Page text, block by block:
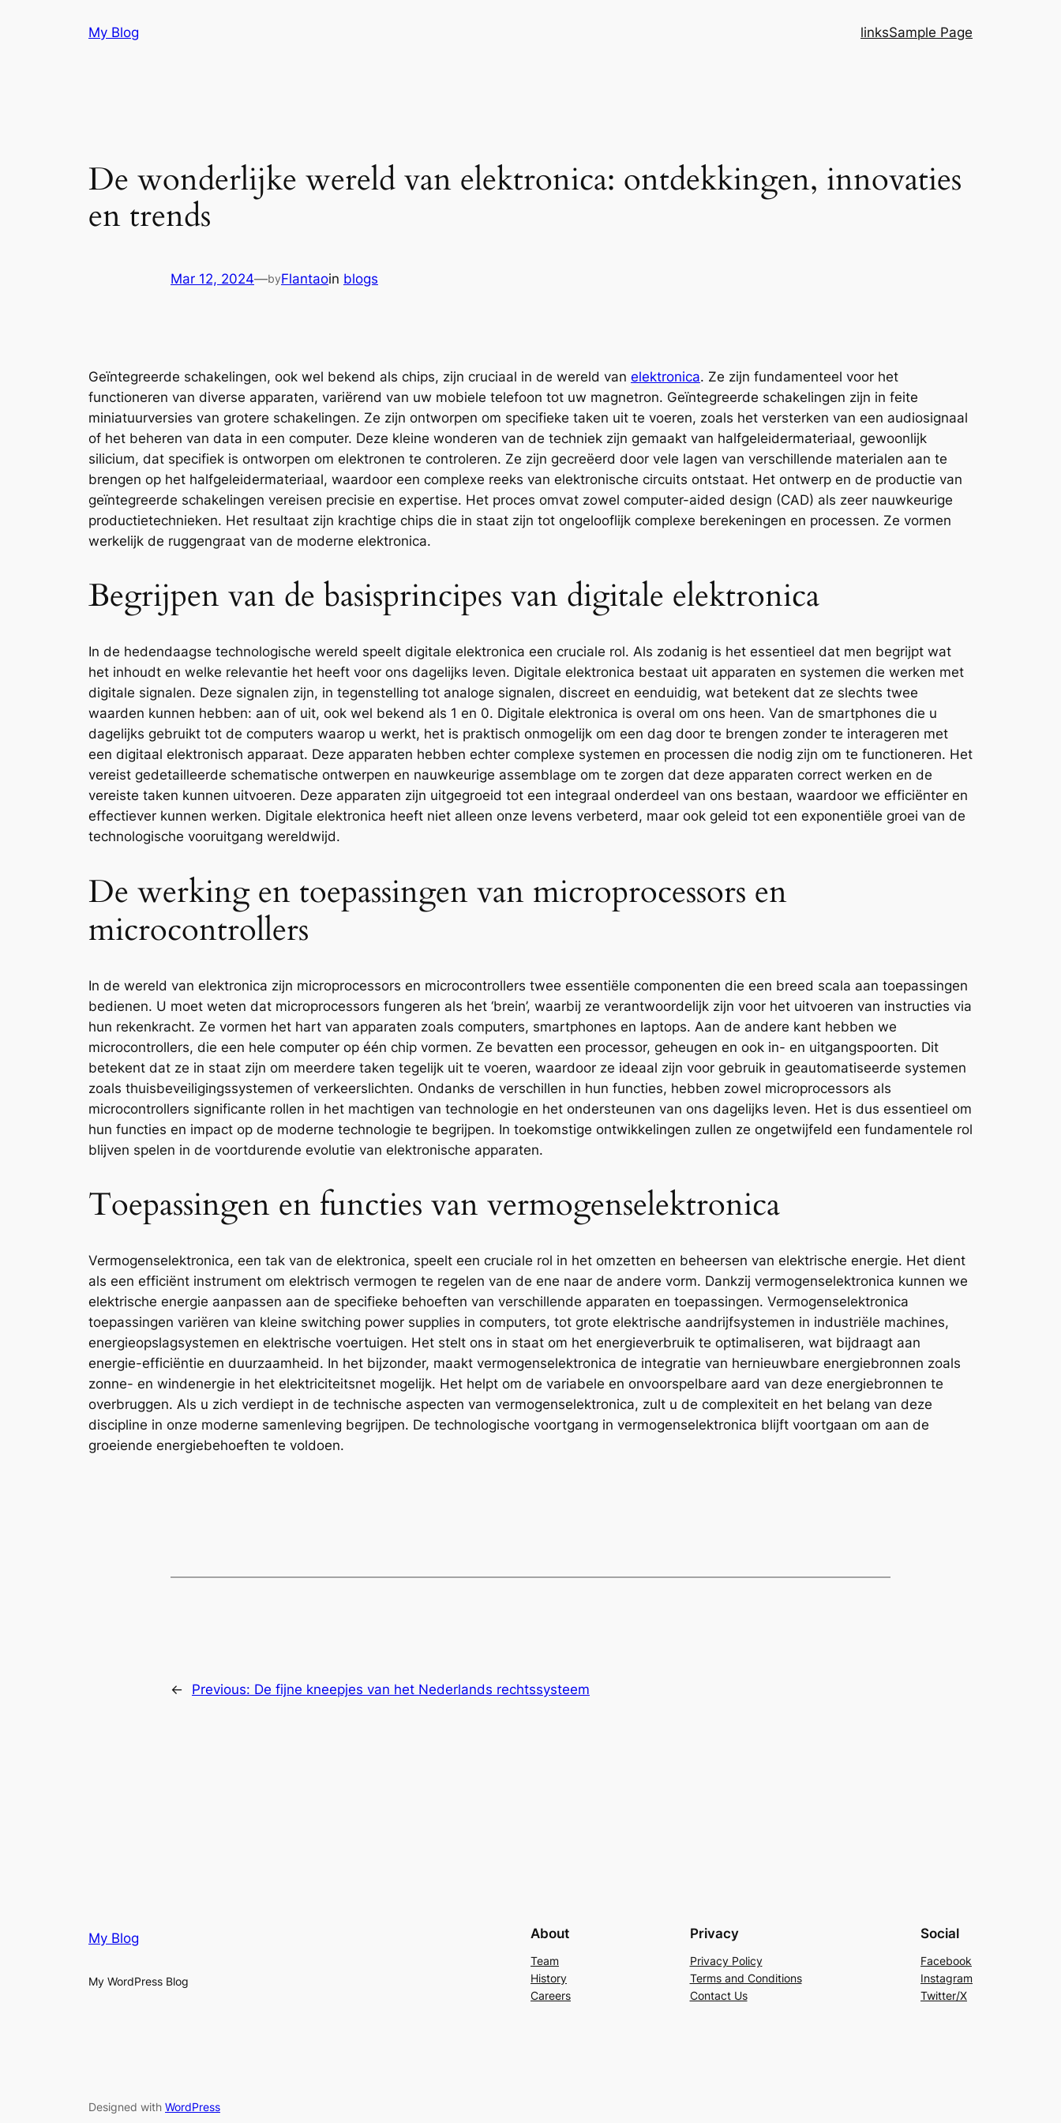
My Blog linksSample Page
De wonderlijke wereld van elektronica: ontdekkingen, innovaties
en trends
Mar 12, 2024—byFlantaoin blogs
Geïntegreerde schakelingen, ook wel bekend als chips, zijn cruciaal in de wereld van elektronica. Ze zijn fundamenteel voor het
functioneren van diverse apparaten, variërend van uw mobiele telefoon tot uw magnetron. Geïntegreerde schakelingen zijn in feite
miniatuurversies van grotere schakelingen. Ze zijn ontworpen om specifieke taken uit te voeren, zoals het versterken van een audiosignaal
of het beheren van data in een computer. Deze kleine wonderen van de techniek zijn gemaakt van halfgeleidermateriaal, gewoonlijk
silicium, dat specifiek is ontworpen om elektronen te controleren. Ze zijn gecreëerd door vele lagen van verschillende materialen aan te
brengen op het halfgeleidermateriaal, waardoor een complexe reeks van elektronische circuits ontstaat. Het ontwerp en de productie van
geïntegreerde schakelingen vereisen precisie en expertise. Het proces omvat zowel computer-aided design (CAD) als zeer nauwkeurige
productietechnieken. Het resultaat zijn krachtige chips die in staat zijn tot ongelooflijk complexe berekeningen en processen. Ze vormen
werkelijk de ruggengraat van de moderne elektronica.
Begrijpen van de basisprincipes van digitale elektronica
In de hedendaagse technologische wereld speelt digitale elektronica een cruciale rol. Als zodanig is het essentieel dat men begrijpt wat
het inhoudt en welke relevantie het heeft voor ons dagelijks leven. Digitale elektronica bestaat uit apparaten en systemen die werken met
digitale signalen. Deze signalen zijn, in tegenstelling tot analoge signalen, discreet en eenduidig, wat betekent dat ze slechts twee
waarden kunnen hebben: aan of uit, ook wel bekend als 1 en 0. Digitale elektronica is overal om ons heen. Van de smartphones die u
dagelijks gebruikt tot de computers waarop u werkt, het is praktisch onmogelijk om een dag door te brengen zonder te interageren met
een digitaal elektronisch apparaat. Deze apparaten hebben echter complexe systemen en processen die nodig zijn om te functioneren. Het
vereist gedetailleerde schematische ontwerpen en nauwkeurige assemblage om te zorgen dat deze apparaten correct werken en de
vereiste taken kunnen uitvoeren. Deze apparaten zijn uitgegroeid tot een integraal onderdeel van ons bestaan, waardoor we efficiënter en
effectiever kunnen werken. Digitale elektronica heeft niet alleen onze levens verbeterd, maar ook geleid tot een exponentiële groei van de
technologische vooruitgang wereldwijd.
De werking en toepassingen van microprocessors en
microcontrollers
In de wereld van elektronica zijn microprocessors en microcontrollers twee essentiële componenten die een breed scala aan toepassingen
bedienen. U moet weten dat microprocessors fungeren als het ‘brein’, waarbij ze verantwoordelijk zijn voor het uitvoeren van instructies via
hun rekenkracht. Ze vormen het hart van apparaten zoals computers, smartphones en laptops. Aan de andere kant hebben we
microcontrollers, die een hele computer op één chip vormen. Ze bevatten een processor, geheugen en ook in- en uitgangspoorten. Dit
betekent dat ze in staat zijn om meerdere taken tegelijk uit te voeren, waardoor ze ideaal zijn voor gebruik in geautomatiseerde systemen
zoals thuisbeveiligingssystemen of verkeerslichten. Ondanks de verschillen in hun functies, hebben zowel microprocessors als
microcontrollers significante rollen in het machtigen van technologie en het ondersteunen van ons dagelijks leven. Het is dus essentieel om
hun functies en impact op de moderne technologie te begrijpen. In toekomstige ontwikkelingen zullen ze ongetwijfeld een fundamentele rol
blijven spelen in de voortdurende evolutie van elektronische apparaten.
Toepassingen en functies van vermogenselektronica
Vermogenselektronica, een tak van de elektronica, speelt een cruciale rol in het omzetten en beheersen van elektrische energie. Het dient
als een efficiënt instrument om elektrisch vermogen te regelen van de ene naar de andere vorm. Dankzij vermogenselektronica kunnen we
elektrische energie aanpassen aan de specifieke behoeften van verschillende apparaten en toepassingen. Vermogenselektronica
toepassingen variëren van kleine switching power supplies in computers, tot grote elektrische aandrijfsystemen in industriële machines,
energieopslagsystemen en elektrische voertuigen. Het stelt ons in staat om het energieverbruik te optimaliseren, wat bijdraagt aan
energie-efficiëntie en duurzaamheid. In het bijzonder, maakt vermogenselektronica de integratie van hernieuwbare energiebronnen zoals
zonne- en windenergie in het elektriciteitsnet mogelijk. Het helpt om de variabele en onvoorspelbare aard van deze energiebronnen te
overbruggen. Als u zich verdiept in de technische aspecten van vermogenselektronica, zult u de complexiteit en het belang van deze
discipline in onze moderne samenleving begrijpen. De technologische voortgang in vermogenselektronica blijft voortgaan om aan de
groeiende energiebehoeften te voldoen.
← Previous: De fijne kneepjes van het Nederlands rechtssysteem
My Blog
My WordPress Blog
About
Team
History
Careers
Privacy
Privacy Policy
Terms and Conditions
Contact Us
Social
Facebook
Instagram
Twitter/X
Designed with WordPress